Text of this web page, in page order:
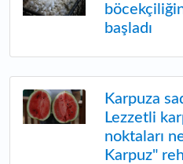
başladı
Karpuza
Lezzetli
noktaları
Karpuz"